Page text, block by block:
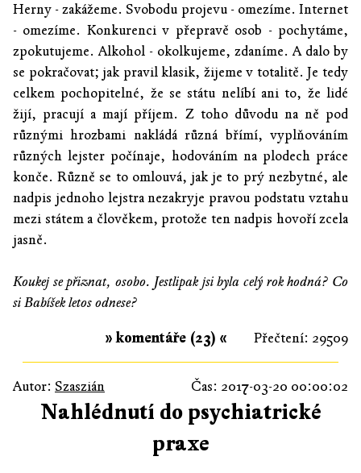
Herny - zakážeme. Svobodu projevu - omezíme. Internet
- omezíme. Konkurenci v přepravě osob - pochytáme,
zpokutujeme. Alkohol - okolkujeme, zdaníme. A dalo by
se pokračovat; jak pravil klasik, žijeme v totalitě. Je tedy
celkem pochopitelné, že se státu nelíbí ani to, že lidé
žijí, pracují a mají příjem. Z toho důvodu na ně pod
různými hrozbami nakládá různá břímí, vyplňováním
různých lejster počínaje, hodováním na plodech práce
konče. Různě se to omlouvá, jak je to prý nezbytné, ale
nadpis jednoho lejstra nezakryje pravou podstatu vztahu
mezi státem a člověkem, protože ten nadpis hovoří zcela
jasně.
Koukej se přiznat, osobo. Jestlipak jsi byla celý rok hodná? Co
si Babíšek letos odnese?
Přečtení: 29509
» komentáře (23) «
Autor: Szaszián Čas: 2017-03-20 00:00:02
Nahlédnutí do psychiatrické
praxe